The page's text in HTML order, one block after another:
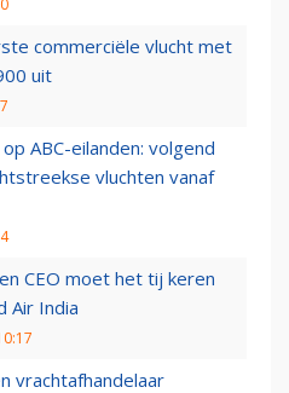
commerciële vlucht met
uit
ABC-eilanden: volgend
vluchten vanaf
CEO moet het tij keren
Air India
vrachtafhandelaar